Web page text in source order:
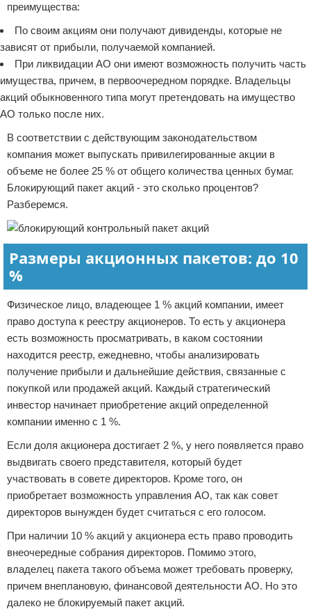
преимущества:
По своим акциям они получают дивиденды, которые не
зависят от прибыли, получаемой компанией.
При ликвидации АО они имеют возможность получить часть
имущества, причем, в первоочередном порядке. Владельцы
акций обыкновенного типа могут претендовать на имущество
АО только после них.
В соответствии с действующим законодательством
компания может выпускать привилегированные акции в
объеме не более 25 % от общего количества ценных бумаг.
Блокирующий пакет акций - это сколько процентов?
Разберемся.
Размеры акционных пакетов: до 10
%
Физическое лицо, владеющее 1 % акций компании, имеет
право доступа к реестру акционеров. То есть у акционера
есть возможность просматривать, в каком состоянии
находится реестр, ежедневно, чтобы анализировать
получение прибыли и дальнейшие действия, связанные с
покупкой или продажей акций. Каждый стратегический
инвестор начинает приобретение акций определенной
компании именно с 1 %.
Если доля акционера достигает 2 %, у него появляется право
выдвигать своего представителя, который будет
участвовать в совете директоров. Кроме того, он
приобретает возможность управления АО, так как совет
директоров вынужден будет считаться с его голосом.
При наличии 10 % акций у акционера есть право проводить
внеочередные собрания директоров. Помимо этого,
владелец пакета такого объема может требовать проверку,
причем внеплановую, финансовой деятельности АО. Но это
далеко не блокируемый пакет акций.